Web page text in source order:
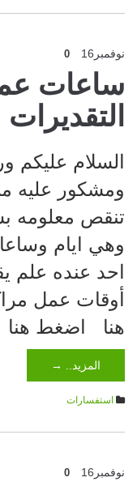
نوفمبر 16
0
ساعات
التقديرات
السلام عليكم
ومشكور عليه
تنقص معلومه
وهي ايام
احد عنده علم
أوقات عمل
هنا اضغط هنا
المزيد.. →
استفسارات
نوفمبر 16
0